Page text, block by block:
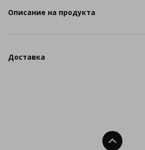
Описание на продукта
Доставка
Нагоре